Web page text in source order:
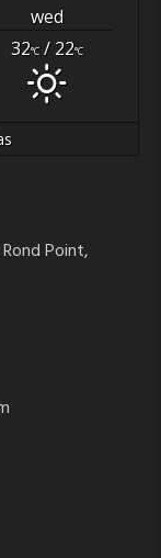
wed
32°C/ 22°C
Point,